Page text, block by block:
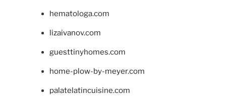
hematologa.com
lizaivanov.com
guesttinyhomes.com
home-plow-by-meyer.com
palatelatincuisine.com